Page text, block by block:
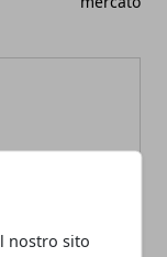
nostro sito